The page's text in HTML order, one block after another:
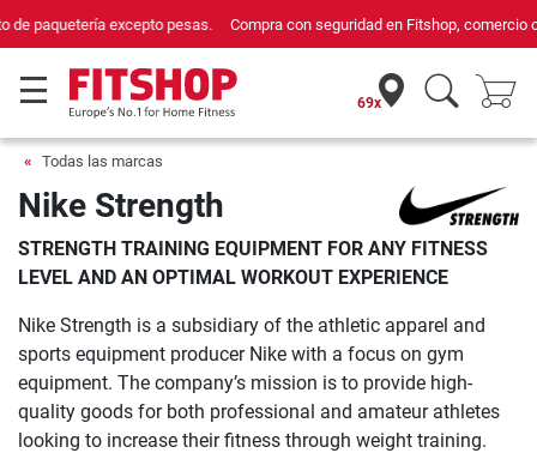
Compra con seguridad en Fitshop, comercio con sello de Confianza Online.
69x
Todas las marcas
Nike Strength
STRENGTH TRAINING EQUIPMENT FOR ANY FITNESS
LEVEL AND AN OPTIMAL WORKOUT EXPERIENCE
Nike Strength is a subsidiary of the athletic apparel and
sports equipment producer Nike with a focus on gym
equipment. The company’s mission is to provide high-
quality goods for both professional and amateur athletes
looking to increase their fitness through weight training.